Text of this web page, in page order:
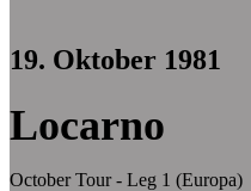
19. Oktober 1981
Locarno
October Tour - Leg 1 (Europa)